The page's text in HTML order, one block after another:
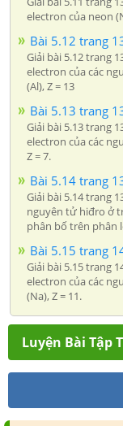
electron của neon
Bài 5.12 trang
Giải bài 5.12 trang
electron của các
(Al), Z = 13
Bài 5.13 trang
Giải bài 5.13 trang
electron của các
Z = 7.
Bài 5.14 trang
Giải bài 5.14 trang
nguyên tử hiđro ở
phân bố trên phân
Bài 5.15 trang
Giải bài 5.15 trang
electron của các
(Na), Z = 11.
Luyện Bài Tập